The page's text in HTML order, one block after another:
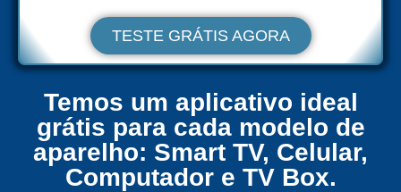
TESTE GRÁTIS AGORA
Temos um aplicativo ideal
grátis para cada modelo de
aparelho: Smart TV, Celular,
Computador e TV Box.